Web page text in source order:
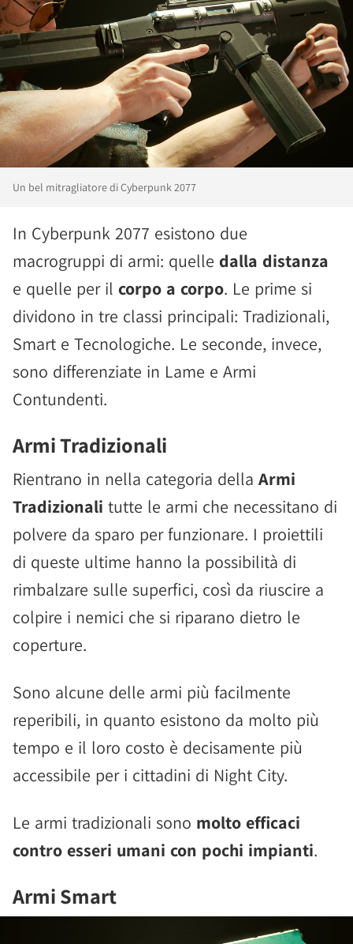
Un bel mitragliatore di Cyberpunk 2077
In Cyberpunk 2077 esistono due
macrogruppi di armi: quelle dalla distanza
e quelle per il corpo a corpo. Le prime si
dividono in tre classi principali: Tradizionali,
Smart e Tecnologiche. Le seconde, invece,
sono differenziate in Lame e Armi
Contundenti.
Armi Tradizionali
Rientrano in nella categoria della Armi
Tradizionali tutte le armi che necessitano di
polvere da sparo per funzionare. I proiettili
di queste ultime hanno la possibilità di
rimbalzare sulle superfici, così da riuscire a
colpire i nemici che si riparano dietro le
coperture.
Sono alcune delle armi più facilmente
reperibili, in quanto esistono da molto più
tempo e il loro costo è decisamente più
accessibile per i cittadini di Night City.
Le armi tradizionali sono molto efficaci
contro esseri umani con pochi impianti.
Armi Smart